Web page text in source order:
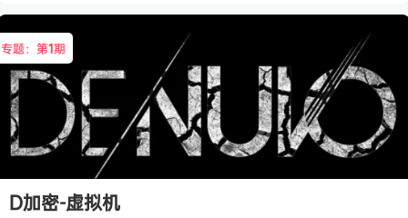
专题：第1期
D加密-虚拟机